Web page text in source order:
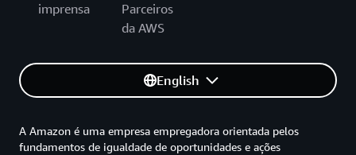
imprensa
Parceiros
da AWS
English
A Amazon é uma empresa empregadora orientada pelos
fundamentos de igualdade de oportunidades e ações